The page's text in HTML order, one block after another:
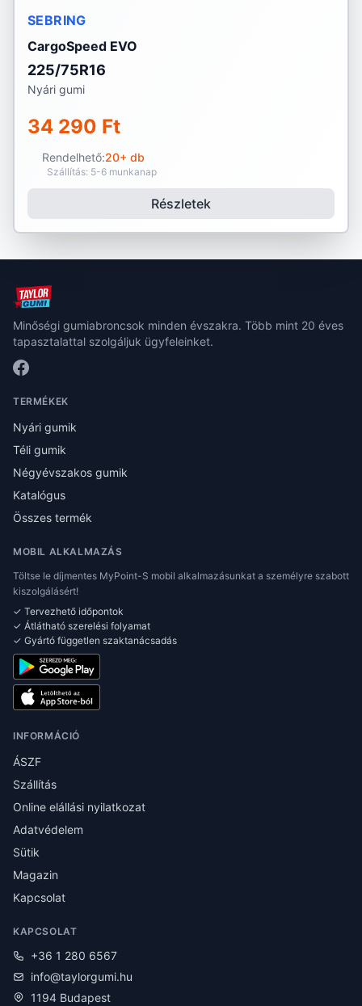
SEBRING
CargoSpeed EVO
225/75R16
Nyári gumi
34 290 Ft
Rendelhető:20+ db
Szállítás: 5-6 munkanap
Részletek
Minőségi gumiabroncsok minden évszakra. Több mint 20 éves
tapasztalattal szolgáljuk ügyfeleinket.
TERMÉKEK
Nyári gumik
Téli gumik
Négyévszakos gumik
Katalógus
Összes termék
MOBIL ALKALMAZÁS
Töltse le díjmentes MyPoint-S mobil alkalmazásunkat a személyre szabott
kiszolgálásért!
✓ Tervezhető időpontok
✓ Átlátható szerelési folyamat
✓ Gyártó független szaktanácsadás
INFORMÁCIÓ
ÁSZF
Szállítás
Online elállási nyilatkozat
Adatvédelem
Sütik
Magazin
Kapcsolat
KAPCSOLAT
+36 1 280 6567
info@taylorgumi.hu
1194 Budapest